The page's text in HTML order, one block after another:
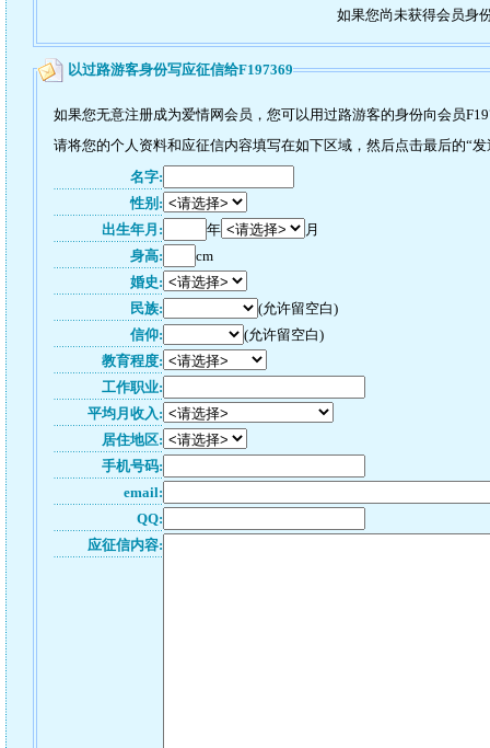
如果您尚未获得会员身
以过路游客身份写应征信给F197369
如果您无意注册成为爱情网会员，您可以用过路游客的身份向会员
请将您的个人资料和应征信内容填写在如下区域，然后点击最后的“
名字:
性别:
出生年月:
年
月
身高:
cm
婚史:
民族:
(允许留空白)
信仰:
(允许留空白)
教育程度:
工作职业:
平均月收入:
居住地区:
手机号码:
email:
QQ:
应征信内容: